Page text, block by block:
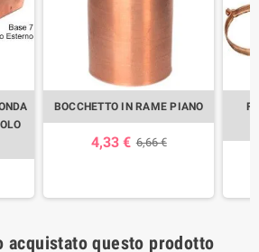
BOCCHETTO IN RAME PIANO
4,33 € 6,66 €
acquistato questo prodotto